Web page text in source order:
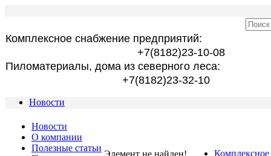
Комплексное снабжение предприятий:
+7(8182)23-10-08
Пиломатериалы, дома из северного леса:
+7(8182)23-32-10
Новости
Новости
О компании
Полезные статьи
Элемент не найден!